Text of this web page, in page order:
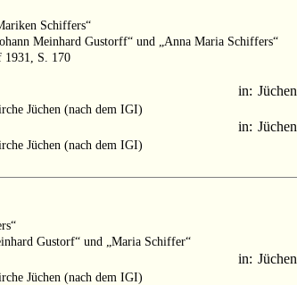
Schiffers“
Meinhard Gustorff“ und „Anna Maria Schiffers“
1931, S. 170
in: Jüchen
Jüchen (nach dem IGI)
in: Jüchen
Jüchen (nach dem IGI)
Gustorf“ und „Maria Schiffer“
in: Jüchen
Jüchen (nach dem IGI)